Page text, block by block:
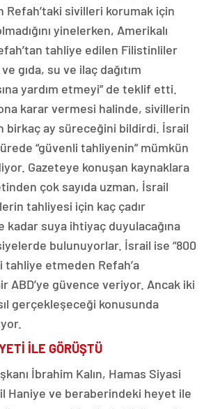
Refah’taki sivilleri korumak için
yinelerken, Amerikalı
tahliye edilen Filistinliler
gıda, su ve ilaç dağıtım
yardım etmeyi” de teklif etti.
karar vermesi halinde, sivillerin
birkaç ay süreceğini bildirdi. İsrail
“güvenli tahliyenin” mümkün
Gazeteye konuşan kaynaklara
çok sayıda uzman, İsrail
tahliyesi için kaç çadır
kadar suya ihtiyaç duyulacağına
bulunuyorlar. İsrail ise “800
etmeden Refah’a
ABD’ye güvence veriyor. Ancak iki
gerçekleşeceği konusunda
İLE GÖRÜŞTÜ
İbrahim Kalın, Hamas Siyasi
Haniye ve beraberindeki heyet ile